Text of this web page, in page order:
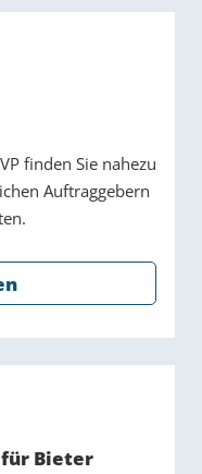
finden Sie nahezu
Auftraggebern
Bieter